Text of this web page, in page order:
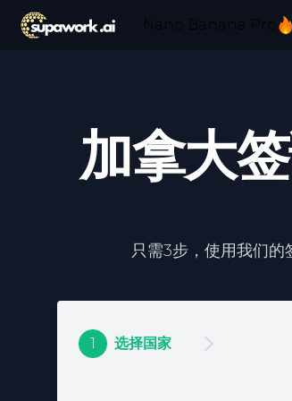
Nano Banana Pro
加拿大
只需3步，使用我们的
1 选择国家